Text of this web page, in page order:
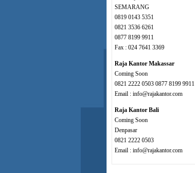
SEMARANG
0819 0143 5351
0821 3536 6261
0877 8199 9911
Fax : 024 7641 3369
Raja Kantor Makassar
Coming Soon
0821 2222 0503 0877 8199 9911
Email : info@rajakantor.com
Raja Kantor Bali
Coming Soon
Denpasar
0821 2222 0503
Email : info@rajakantor.com